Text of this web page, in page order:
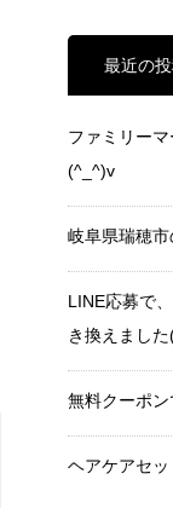
最近の
ファミリー
(^_^)v
岐阜県瑞穂市
LINE応募で
き換えまし
無料クーポ
ヘアケアセ